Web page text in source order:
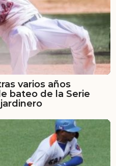
varios años
bateo de la Serie